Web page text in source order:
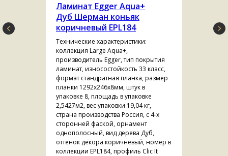
Ламинат Egger Aqua+
Дуб Шерман коньяк
коричневый EPL184
Технические характеристики:
коллекция Large Aqua+,
производитель Egger, тип покрытия
ламинат, износостойкость 33 класс,
формат стандратная планка, размер
планки 1292х246х8мм, штук в
упаковке 8, площадь в упаковке
2,5427м2, вес упаковки 19,04 кг,
страна производства Россия, с 4-х
сторонней фаской, орнамент
однополосный, вид дерева Дуб,
оттенок декора коричневый, номер в
коллекции EPL184, профиль Clic It